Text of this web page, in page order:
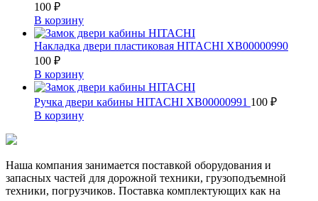
100 ₽
В корзину
Накладка двери пластиковая HITACHI XB00000990
100 ₽
В корзину
Ручка двери кабины HITACHI XB00000991 100 ₽
В корзину
Наша компания занимается поставкой оборудования и
запасных частей для дорожной техники, грузоподъемной
техники, погрузчиков. Поставка комплектующих как на